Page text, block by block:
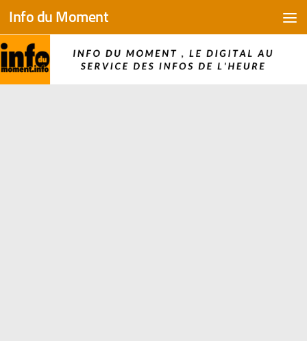
Skip to content
Info du Moment